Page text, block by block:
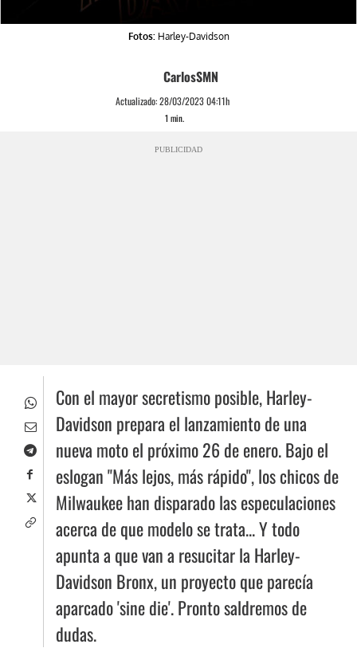
Fotos:Harley-Davidson
CarlosSMN
Actualizado:28/03/2023 04:11h
1 min.
PUBLICIDAD
Con el mayor secretismo posible, Harley-
Davidson prepara el lanzamiento de una
nueva moto el próximo 26 de enero. Bajo el
eslogan "Más lejos, más rápido", los chicos de
Milwaukee han disparado las especulaciones
acerca de que modelo se trata... Y todo
apunta a que van a resucitar la Harley-
Davidson Bronx, un proyecto que parecía
aparcado 'sine die'. Pronto saldremos de
dudas.